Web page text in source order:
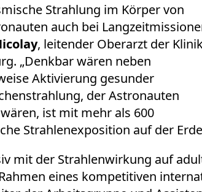
Strahlung im Körper von
auch bei
, leitender Oberarzt der
„Denkbar wären neben
Aktivierung gesunder
der Astronauten
ist mit mehr als 600
Strahlenexposition auf der
mit der Strahlenwirkung auf
eines kompetitiven